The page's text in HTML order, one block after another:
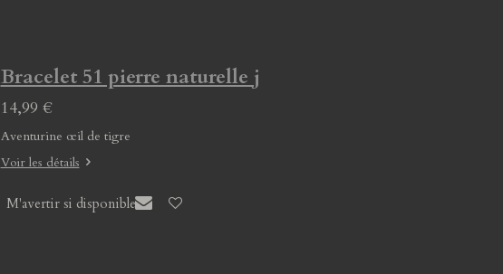
Bracelet 51 pierre naturelle j
14,99 €
Aventurine œil de tigre
Voir les détails
M'avertir si disponible